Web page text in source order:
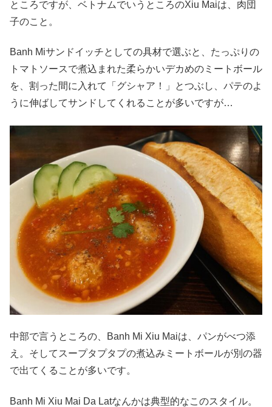
ところですが、ベトナムでいうところのXiu Maiは、肉団
子のこと。
Banh Miサンドイッチとしての具材で選ぶと、たっぷりの
トマトソースで煮込まれた柔らかいデカめのミートボール
を、割った間に入れて「グシャア！」とつぶし、パテのよ
うに伸ばしてサンドしてくれることが多いですが…
中部で言うところの、Banh Mi Xiu Maiは、パンがべつ添
え。そしてスープタプタプの煮込みミートボールが別の器
で出てくることが多いです。
Banh Mi Xiu Mai Da Latなんかは典型的なこのスタイル。